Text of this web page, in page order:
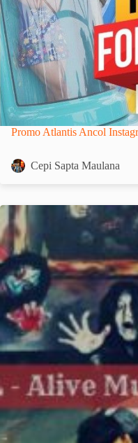
Promo Atlantis Ancol
Cepi Sapta Maulana